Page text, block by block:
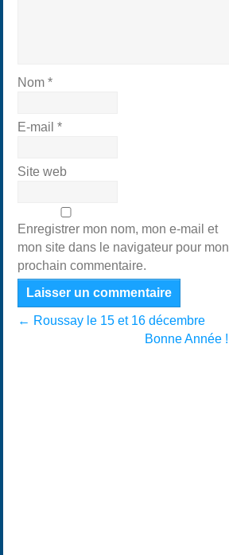
Nom*
E-mail*
Site web
Enregistrer mon nom, mon e-mail et
mon site dans le navigateur pour mon
prochain commentaire.
← Roussay le 15 et 16 décembre
Bonne Année !